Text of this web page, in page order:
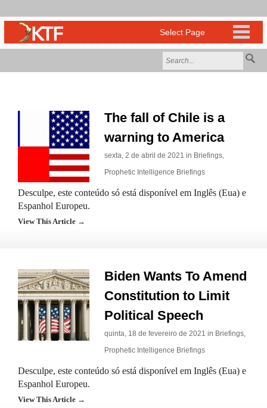
The fall of Chile is a
warning to America
sexta, 2 de abril de 2021 in Briefings,
Prophetic Intelligence Briefings
Desculpe, este conteúdo só está disponível em Inglês (Eua) e
Espanhol Europeu.
View This Article →
Biden Wants To Amend
Constitution to Limit
Political Speech
quinta, 18 de fevereiro de 2021 in Briefings,
Prophetic Intelligence Briefings
Desculpe, este conteúdo só está disponível em Inglês (Eua) e
Espanhol Europeu.
View This Article →